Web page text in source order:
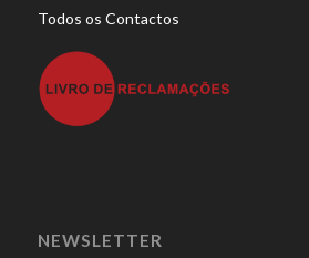
Todos os Contactos
NEWSLETTER